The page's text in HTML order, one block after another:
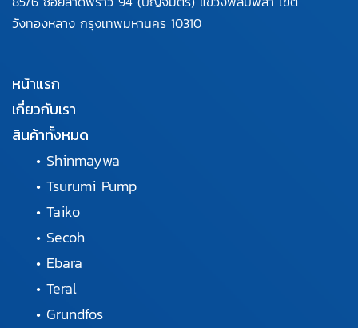
วังทองหลาง กรุงเทพมหานคร 10310
หน้าแรก
เกี่ยวกับเรา
สินค้าทั้งหมด
• Shinmaywa
• Tsurumi Pump
• Taiko
• Secoh
• Ebara
• Teral
• Grundfos